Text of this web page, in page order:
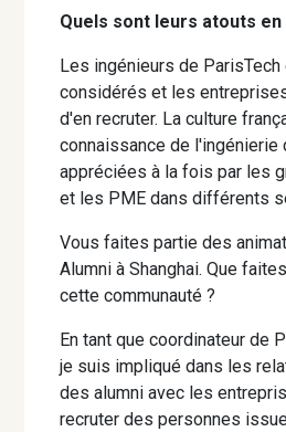
Quels sont leurs atouts en
Les ingénieurs de
considérés et les
d'en recruter. La culture
connaissance de l'ingénierie
appréciées à la fois par les
et les PME dans différents
Vous faites partie des
Alumni à Shanghai. Que
cette communauté ?
En tant que coordinateur de
je suis impliqué dans les
des alumni avec les
recruter des personnes